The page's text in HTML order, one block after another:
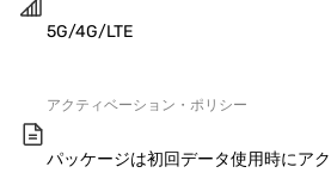
5G/4G/LTE
アクティベーション・ポリシー
パッケージは初回データ使用時にア